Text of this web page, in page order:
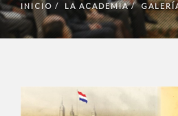
ANCBA EN LOS MEDIOS
INICIO LA ACADEMIA